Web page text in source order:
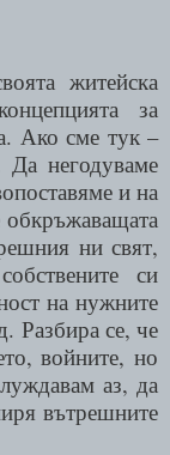
житейска
за
Ако сме тук –
негодуваме
и на
ни свят,
си
на нужните
Разбира се, че
войните, но
аз, да
вътрешните